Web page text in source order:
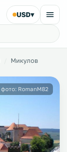
USD▾
Микулов
фото: RomanM82